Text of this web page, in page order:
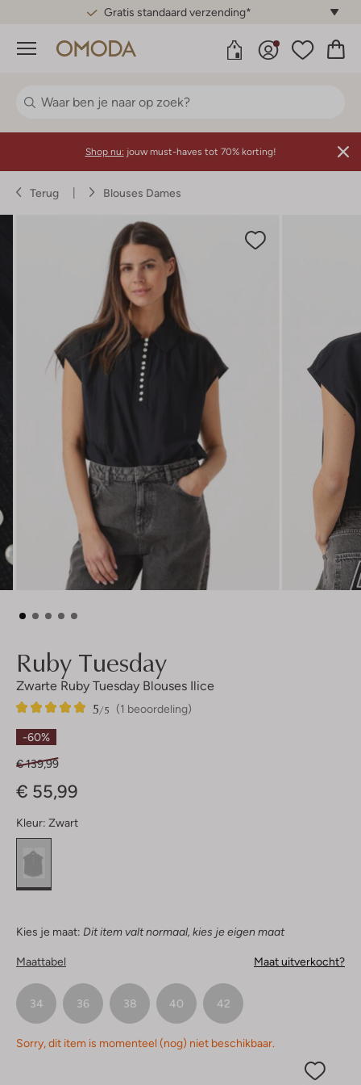
Gratis standaard verzending*
Menu
Shop nu: jouw must-haves tot 70% korting!
Terug Blouses Dames
Ruby Tuesday
Zwarte Ruby Tuesday Blouses Ilice
(1 beoordeling)
5/5
1
5
Sterren
-60%
€ 139,99
€ 55,99
Kleur: Zwart
Kies je maat: Dit item valt normaal, kies je eigen maat
Maattabel Maat uitverkocht?
34 36 38 40 42
Sorry, dit item is momenteel (nog) niet beschikbaar.